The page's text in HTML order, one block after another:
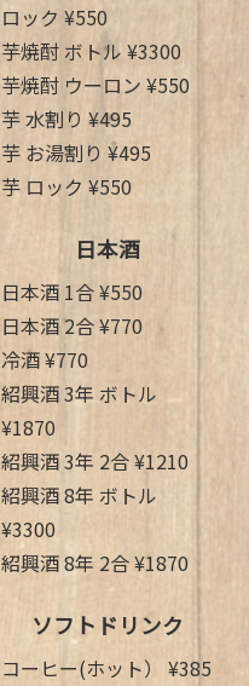
ロック ¥550
芋焼酎 ボトル ¥3300
芋焼酎 ウーロン ¥550
芋 水割り ¥495
芋 お湯割り ¥495
芋 ロック ¥550
日本酒
日本酒 1合 ¥550
日本酒 2合 ¥770
冷酒 ¥770
紹興酒 3年 ボトル
¥1870
紹興酒 3年 2合 ¥1210
紹興酒 8年 ボトル
¥3300
紹興酒 8年 2合 ¥1870
ソフトドリンク
コーヒー(ホット） ¥385